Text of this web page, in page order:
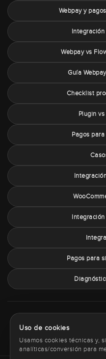
Webpay y
Integración
Webpay vs
Guía
Checklist
Plugin
Pagos
Pagos para
Política de
Uso de cookies
Usamos cookies técnicas y,
analíticas/conversión para